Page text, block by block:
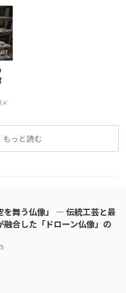
寧
み
程
の手仕事や精密な機械加工が、製
品の品質と美しさを生み出す過程
27
プ
の
もっと読む
を舞う仏像」 ― 伝統工芸と最
融合した「ドローン仏像」の